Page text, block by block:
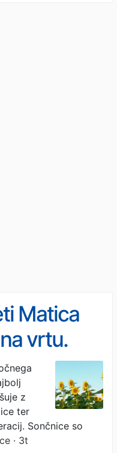
Matica
vrtu.
sejemo
z
ter
Sončnice so
· 3t